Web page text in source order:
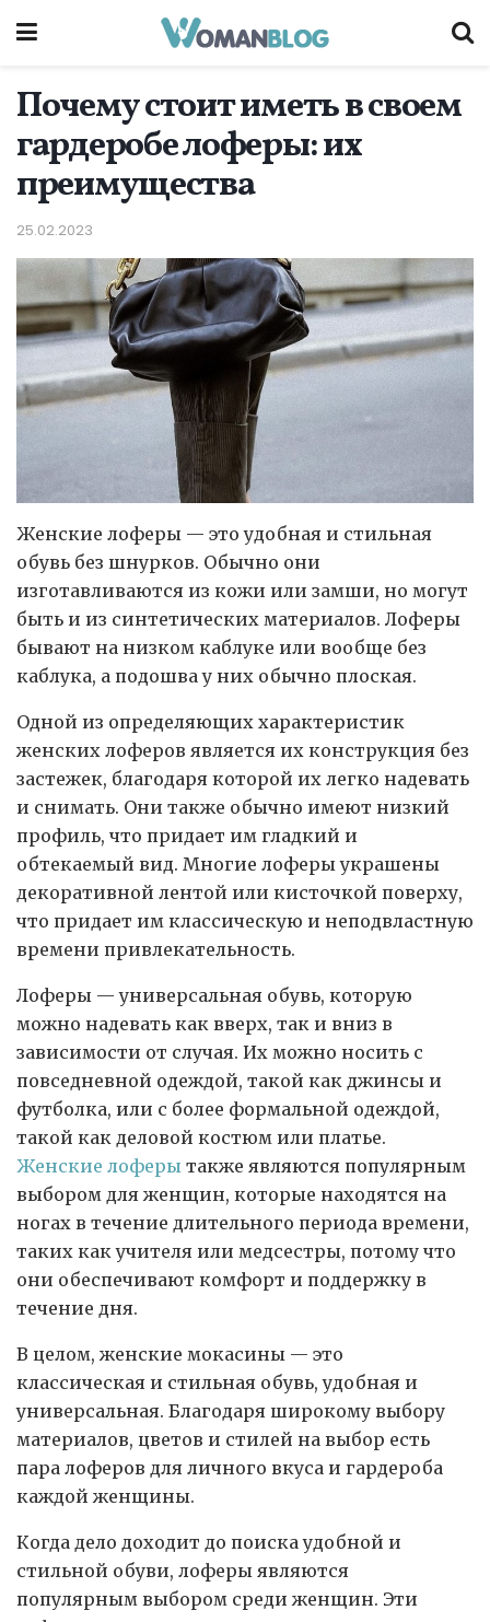
Почему стоит иметь в своем
гардеробе лоферы: их
преимущества
25.02.2023
Женские лоферы — это удобная и стильная
обувь без шнурков. Обычно они
изготавливаются из кожи или замши, но могут
быть и из синтетических материалов. Лоферы
бывают на низком каблуке или вообще без
каблука, а подошва у них обычно плоская.
Одной из определяющих характеристик
женских лоферов является их конструкция без
застежек, благодаря которой их легко надевать
и снимать. Они также обычно имеют низкий
профиль, что придает им гладкий и
обтекаемый вид. Многие лоферы украшены
декоративной лентой или кисточкой поверху,
что придает им классическую и неподвластную
времени привлекательность.
Лоферы — универсальная обувь, которую
можно надевать как вверх, так и вниз в
зависимости от случая. Их можно носить с
повседневной одеждой, такой как джинсы и
футболка, или с более формальной одеждой,
такой как деловой костюм или платье.
Женские лоферы также являются популярным
выбором для женщин, которые находятся на
ногах в течение длительного периода времени,
таких как учителя или медсестры, потому что
они обеспечивают комфорт и поддержку в
течение дня.
В целом, женские мокасины — это
классическая и стильная обувь, удобная и
универсальная. Благодаря широкому выбору
материалов, цветов и стилей на выбор есть
пара лоферов для личного вкуса и гардероба
каждой женщины.
Когда дело доходит до поиска удобной и
стильной обуви, лоферы являются
популярным выбором среди женщин. Эти